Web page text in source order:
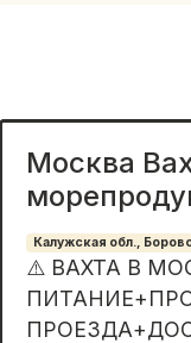
Москва
Калужская обл.,
⚠️ ВАХТА В